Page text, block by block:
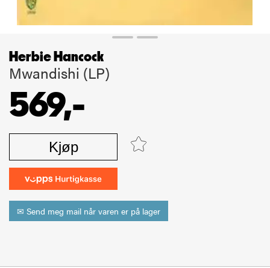
Herbie Hancock
Mwandishi (LP)
569,-
Kjøp
✉ Send meg mail når varen er på lager